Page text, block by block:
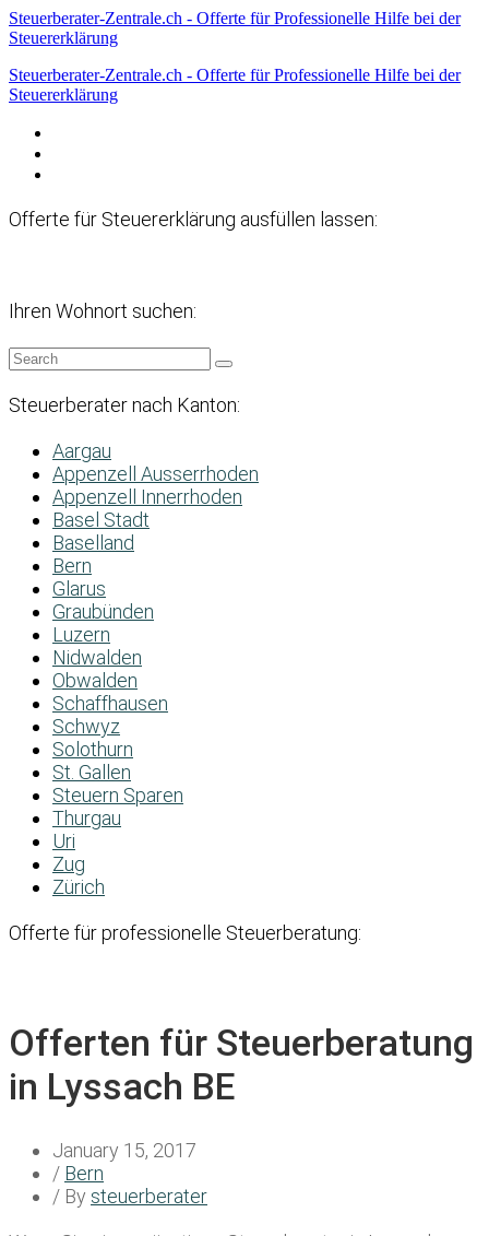
Steuerberater-Zentrale.ch - Offerte für Professionelle Hilfe bei der
Steuererklärung
Steuerberater-Zentrale.ch - Offerte für Professionelle Hilfe bei der
Steuererklärung
Offerte für Steuererklärung ausfüllen lassen:
Ihren Wohnort suchen:
Steuerberater nach Kanton:
Aargau
Appenzell Ausserrhoden
Appenzell Innerrhoden
Basel Stadt
Baselland
Bern
Glarus
Graubünden
Luzern
Nidwalden
Obwalden
Schaffhausen
Schwyz
Solothurn
St. Gallen
Steuern Sparen
Thurgau
Uri
Zug
Zürich
Offerte für professionelle Steuerberatung:
Offerten für Steuerberatung
in Lyssach BE
January 15, 2017
/ Bern
/ By steuerberater